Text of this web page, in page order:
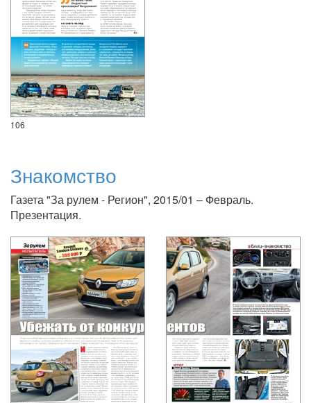
106
Знакомство
Газета "За рулем - Регион", 2015/01 – Февраль.
Презентация.